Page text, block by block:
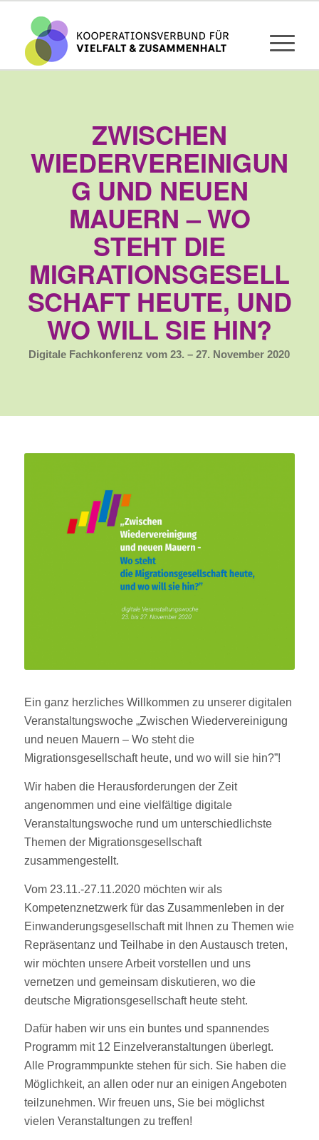
ZWISCHEN
WIEDERVEREINIGUN
G UND NEUEN
MAUERN – WO
STEHT DIE
MIGRATIONSGESELL
SCHAFT HEUTE, UND
WO WILL SIE HIN?
Digitale Fachkonferenz vom 23. – 27. November 2020
Ein ganz herzliches Willkommen zu unserer digitalen
Veranstaltungswoche „Zwischen Wiedervereinigung
und neuen Mauern – Wo steht die
Migrationsgesellschaft heute, und wo will sie hin?”!
Wir haben die Herausforderungen der Zeit
angenommen und eine vielfältige digitale
Veranstaltungswoche rund um unterschiedlichste
Themen der Migrationsgesellschaft
zusammengestellt.
Vom 23.11.-27.11.2020 möchten wir als
Kompetenznetzwerk für das Zusammenleben in der
Einwanderungsgesellschaft mit Ihnen zu Themen wie
Repräsentanz und Teilhabe in den Austausch treten,
wir möchten unsere Arbeit vorstellen und uns
vernetzen und gemeinsam diskutieren, wo die
deutsche Migrationsgesellschaft heute steht.
Dafür haben wir uns ein buntes und spannendes
Programm mit 12 Einzelveranstaltungen überlegt.
Alle Programmpunkte stehen für sich. Sie haben die
Möglichkeit, an allen oder nur an einigen Angeboten
teilzunehmen. Wir freuen uns, Sie bei möglichst
vielen Veranstaltungen zu treffen!